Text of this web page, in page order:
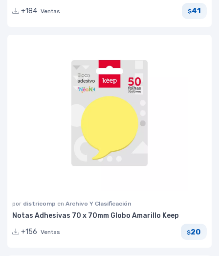
+184 Ventas $41
por districomp en Archivo Y Clasificación
Notas Adhesivas 70 x 70mm Globo Amarillo Keep
+156 Ventas $20